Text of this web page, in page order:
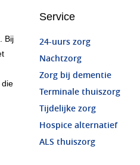
Bij
die
Service
24-uurs zorg
Nachtzorg
Zorg bij dementie
Terminale thuiszorg
Tijdelijke zorg
Hospice alternatief
ALS thuiszorg